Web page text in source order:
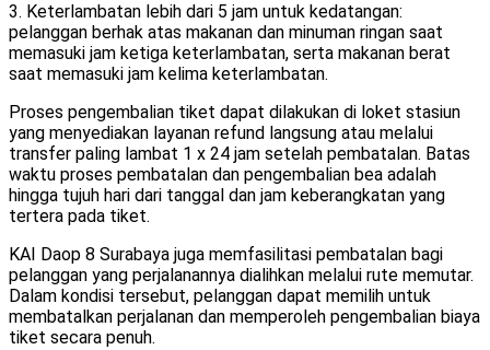
3. Keterlambatan lebih dari 5 jam untuk kedatangan:
pelanggan berhak atas makanan dan minuman ringan saat
memasuki jam ketiga keterlambatan, serta makanan berat
saat memasuki jam kelima keterlambatan.
Proses pengembalian tiket dapat dilakukan di loket stasiun
yang menyediakan layanan refund langsung atau melalui
transfer paling lambat 1 x 24 jam setelah pembatalan. Batas
waktu proses pembatalan dan pengembalian bea adalah
hingga tujuh hari dari tanggal dan jam keberangkatan yang
tertera pada tiket.
KAI Daop 8 Surabaya juga memfasilitasi pembatalan bagi
pelanggan yang perjalanannya dialihkan melalui rute memutar.
Dalam kondisi tersebut, pelanggan dapat memilih untuk
membatalkan perjalanan dan memperoleh pengembalian biaya
tiket secara penuh.